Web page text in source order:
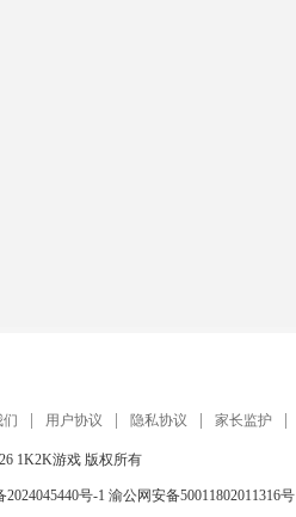
们 用户协议 隐私协议 家长监护
1K2K游戏 版权所有
2024045440号-1 渝公网安备50011802011316号